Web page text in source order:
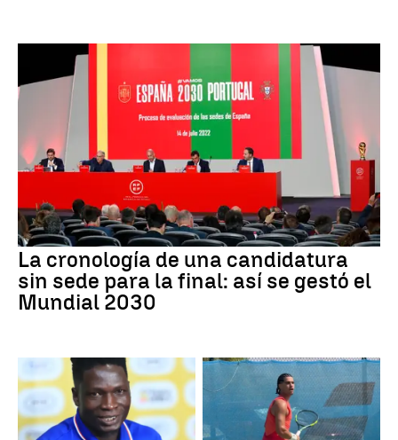
La cronología de una candidatura
sin sede para la final: así se gestó el
Mundial 2030